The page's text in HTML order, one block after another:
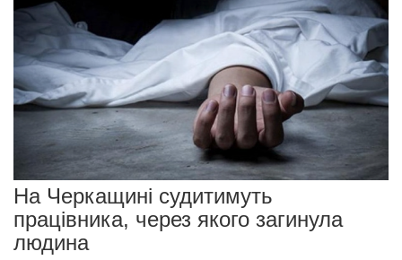
На Черкащині судитимуть
працівника, через якого загинула
людина